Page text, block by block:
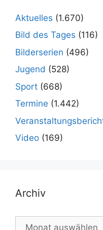
Aktuelles (1.670)
Bild des Tages (116)
Bilderserien (496)
Jugend (528)
Sport (668)
Termine (1.442)
Video (169)
Archiv
Archiv